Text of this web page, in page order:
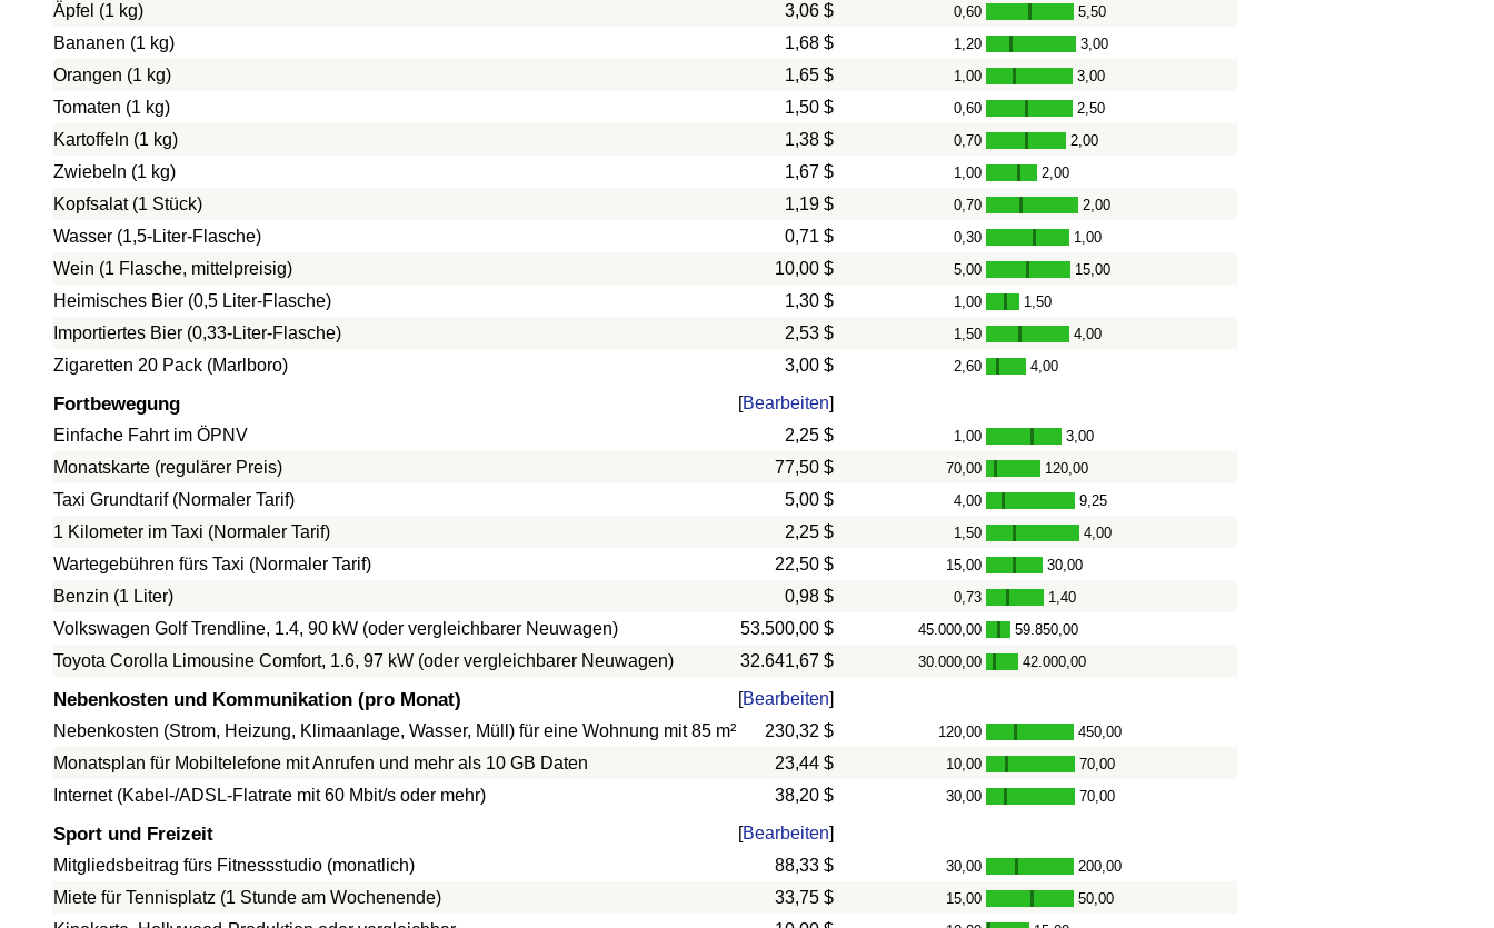
Äpfel (1 kg) 3,06 $ 0,60 - 5,50
Bananen (1 kg) 1,68 $ 1,20 - 3,00
Orangen (1 kg) 1,65 $ 1,00 - 3,00
Tomaten (1 kg) 1,50 $ 0,60 - 2,50
Kartoffeln (1 kg) 1,38 $ 0,70 - 2,00
Zwiebeln (1 kg) 1,67 $ 1,00 - 2,00
Kopfsalat (1 Stück) 1,19 $ 0,70 - 2,00
Wasser (1,5-Liter-Flasche) 0,71 $ 0,30 - 1,00
Wein (1 Flasche, mittelpreisig) 10,00 $ 5,00 - 15,00
Heimisches Bier (0,5 Liter-Flasche) 1,30 $ 1,00 - 1,50
Importiertes Bier (0,33-Liter-Flasche) 2,53 $ 1,50 - 4,00
Zigaretten 20 Pack (Marlboro) 3,00 $ 2,60 - 4,00
Fortbewegung [Bearbeiten]
Einfache Fahrt im ÖPNV
2,25 $ 1,00 - 3,00
Monatskarte (regulärer Preis) 77,50 $ 70,00 - 120,00
Taxi Grundtarif (Normaler Tarif) 5,00 $ 4,00 - 9,25
1 Kilometer im Taxi (Normaler Tarif) 2,25 $ 1,50 - 4,00
Wartegebühren fürs Taxi (Normaler Tarif) 22,50 $ 15,00 - 30,00
Benzin (1 Liter) 0,98 $ 0,73 - 1,40
Volkswagen Golf Trendline, 1.4, 90 kW (oder vergleichbarer Neuwagen) 53.500,00 $ 45.000,00 - 59.850,00
Toyota Corolla Limousine Comfort, 1.6, 97 kW (oder vergleichbarer Neuwagen) 32.641,67 $ 30.000,00 - 42.000,00
Nebenkosten und Kommunikation (pro Monat) [Bearbeiten]
Nebenkosten (Strom, Heizung, Klimaanlage, Wasser, Müll) für eine Wohnung mit 85 m²
230,32 $ 120,00 - 450,00
Monatsplan für Mobiltelefone mit Anrufen und mehr als 10 GB Daten 23,44 $ 10,00 - 70,00
Internet (Kabel-/ADSL-Flatrate mit 60 Mbit/s oder mehr) 38,20 $ 30,00 - 70,00
Sport und Freizeit [Bearbeiten]
Mitgliedsbeitrag fürs Fitnessstudio (monatlich)
88,33 $ 30,00 - 200,00
Miete für Tennisplatz (1 Stunde am Wochenende) 33,75 $ 15,00 - 50,00